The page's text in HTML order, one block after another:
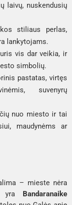
laivų, nuskendusių
stiliaus perlas,
lankytojams.
vis dar veikia, ir
simbolių.
pastatas, virtęs
suvenyrų
nuo miesto ir tai
maudynėms ar
– mieste nėra
yra Bandaranaike